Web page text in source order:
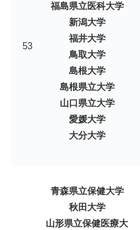
53
福島県立医科大学
新潟大学
福井大学
鳥取大学
島根大学
島根県立大学
山口県立大学
愛媛大学
大分大学
青森県立保健大学
秋田大学
山形県立保健医療大